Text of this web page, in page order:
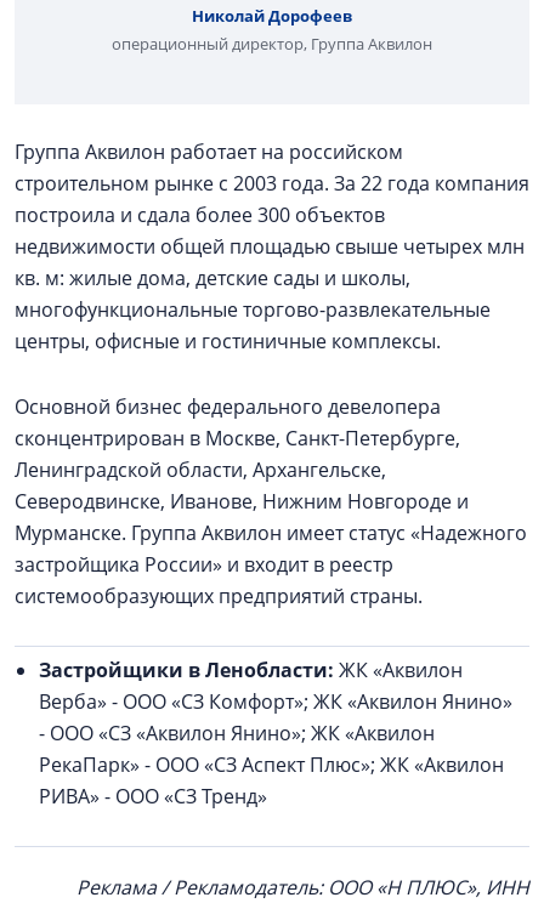
Николай Дорофеев
операционный директор, Группа Аквилон
Группа Аквилон работает на российском
строительном рынке с 2003 года. За 22 года компания
построила и сдала более 300 объектов
недвижимости общей площадью свыше четырех млн
кв. м: жилые дома, детские сады и школы,
многофункциональные торгово-развлекательные
центры, офисные и гостиничные комплексы.
Основной бизнес федерального девелопера
сконцентрирован в Москве, Санкт-Петербурге,
Ленинградской области, Архангельске,
Северодвинске, Иванове, Нижним Новгороде и
Мурманске. Группа Аквилон имеет статус «Надежного
застройщика России» и входит в реестр
системообразующих предприятий страны.
Застройщики в Ленобласти: ЖК «Аквилон
Верба» - ООО «СЗ Комфорт»; ЖК «Аквилон Янино»
- ООО «СЗ «Аквилон Янино»; ЖК «Аквилон
РекаПарк» - ООО «СЗ Аспект Плюс»; ЖК «Аквилон
РИВА» - ООО «СЗ Тренд»
Реклама / Рекламодатель: ООО «Н ПЛЮС», ИНН